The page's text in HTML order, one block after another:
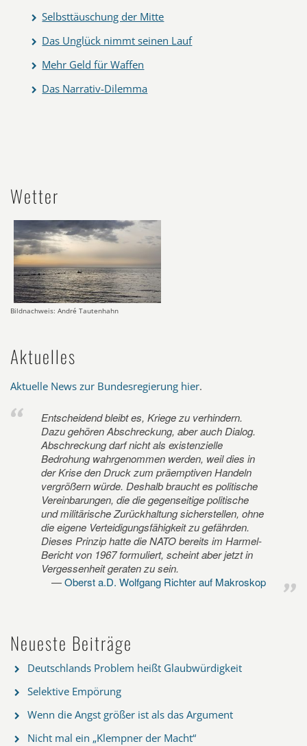
Selbsttäuschung der Mitte
Das Unglück nimmt seinen Lauf
Mehr Geld für Waffen
Das Narrativ-Dilemma
Wetter
Bildnachweis: André Tautenhahn
Aktuelles
Aktuelle News zur Bundesregierung hier.
Entscheidend bleibt es, Kriege zu verhindern.
Dazu gehören Abschreckung, aber auch Dialog.
Abschreckung darf nicht als existenzielle
Bedrohung wahrgenommen werden, weil dies in
der Krise den Druck zum präemptiven Handeln
vergrößern würde. Deshalb braucht es politische
Vereinbarungen, die die gegenseitige politische
und militärische Zurückhaltung sicherstellen, ohne
die eigene Verteidigungsfähigkeit zu gefährden.
Dieses Prinzip hatte die NATO bereits im Harmel-
Bericht von 1967 formuliert, scheint aber jetzt in
Vergessenheit geraten zu sein.
Oberst a.D. Wolfgang Richter auf Makroskop
Neueste Beiträge
Deutschlands Problem heißt Glaubwürdigkeit
Selektive Empörung
Wenn die Angst größer ist als das Argument
Nicht mal ein „Klempner der Macht“